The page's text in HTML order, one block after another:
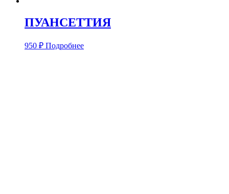
ПУАНСЕТТИЯ
950 ₽ Подробнее